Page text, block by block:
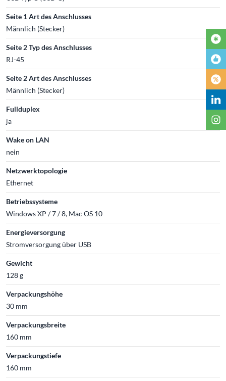
Seite 1 Art des Anschlusses
Männlich (Stecker)
Seite 2 Typ des Anschlusses
RJ-45
Seite 2 Art des Anschlusses
Männlich (Stecker)
Fullduplex
ja
Wake on LAN
nein
Netzwerktopologie
Ethernet
Betriebssysteme
Windows XP / 7 / 8, Mac OS 10
Energieversorgung
Stromversorgung über USB
Gewicht
128 g
Verpackungshöhe
30 mm
Verpackungsbreite
160 mm
Verpackungstiefe
160 mm